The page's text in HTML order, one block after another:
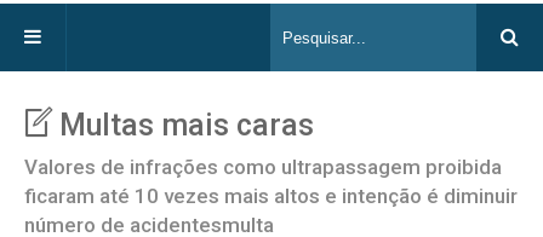
Multas mais caras
Valores de infrações como ultrapassagem proibida
ficaram até 10 vezes mais altos e intenção é diminuir
número de acidentesmulta